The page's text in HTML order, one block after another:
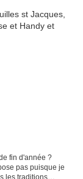
fin d'année ?
pas puisque je
les traditions